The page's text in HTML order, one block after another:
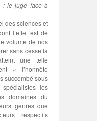
: le juge face à
des sciences et
l’effet est de
volume de nos
sans cesse la
une telle
« l’honnête
succombé sous
les
domaines du
genres que
respectifs